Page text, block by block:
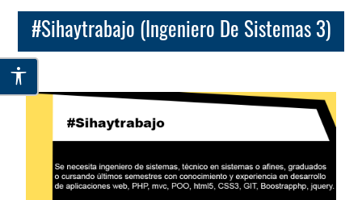
#Sihaytrabajo (Ingeniero De Sistemas 3)